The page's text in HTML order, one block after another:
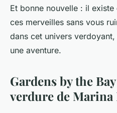
Et bonne nouvelle : il
ces merveilles sans vous
dans cet univers
une aventure.
Gardens by the
verdure de Marina